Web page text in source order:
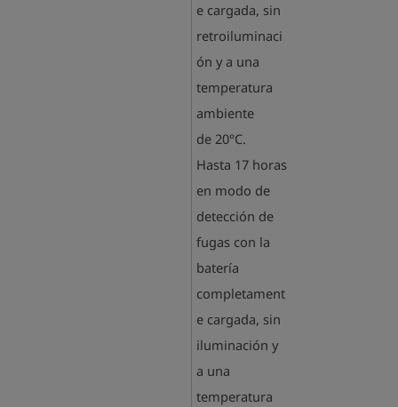
e cargada, sin
retroiluminaci
ón y a una
temperatura
ambiente
de 20°C.
Hasta 17 horas
en modo de
detección de
fugas con la
batería
completament
e cargada, sin
iluminación y
a una
temperatura